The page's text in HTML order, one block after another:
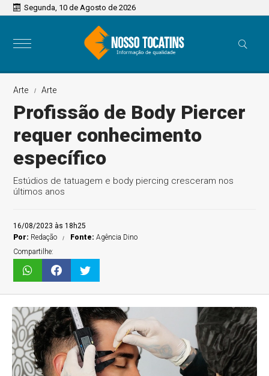
Segunda, 10 de Agosto de 2026
Arte Arte
Profissão de Body Piercer
requer conhecimento
específico
Estúdios de tatuagem e body piercing cresceram nos
últimos anos
16/08/2023 às 18h25
Por: Redação Fonte:Agência Dino
Compartilhe: